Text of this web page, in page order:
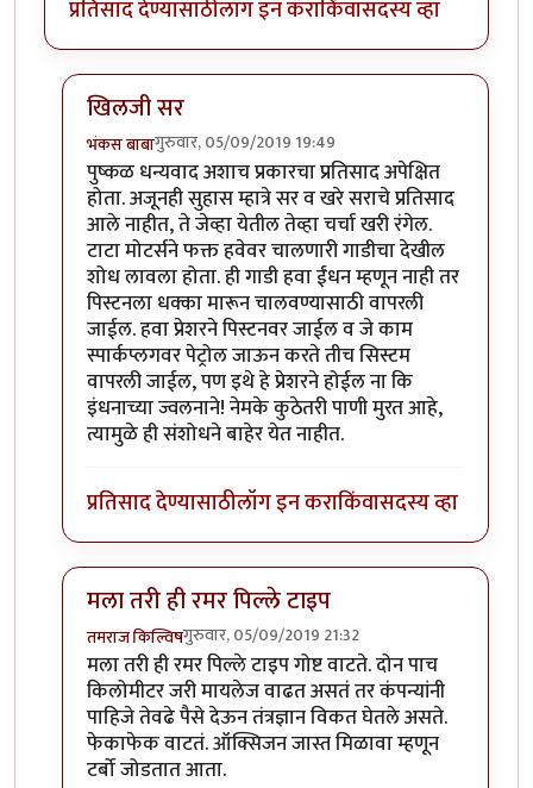
प्रतिसाद देण्यासाठीलॉग इन कराकिंवासदस्य व्हा
खिलजी सर
भंकस बाबागुरुवार, 05/09/2019 19:49
In reply toचांगला धागा आहे .. सकारत्मकbyखिलजि
पुष्कळ धन्यवाद अशाच प्रकारचा प्रतिसाद अपेक्षित
होता. अजूनही सुहास म्हात्रे सर व खरे सराचे प्रतिसाद
आले नाहीत, ते जेव्हा येतील तेव्हा चर्चा खरी रंगेल.
टाटा मोटर्सने फक्त हवेवर चालणारी गाडीचा देखील
शोध लावला होता. ही गाडी हवा ईंधन म्हणून नाही तर
पिस्टनला धक्का मारून चालवण्यासाठी वापरली
जाईल. हवा प्रेशरने पिस्टनवर जाईल व जे काम
स्पार्कप्लगवर पेट्रोल जाऊन करते तीच सिस्टम
वापरली जाईल, पण इथे हे प्रेशरने होईल ना कि
इंधनाच्या ज्वलनाने! नेमके कुठेतरी पाणी मुरत आहे,
त्यामुळे ही संशोधने बाहेर येत नाहीत.
प्रतिसाद देण्यासाठीलॉग इन कराकिंवासदस्य व्हा
मला तरी ही रमर पिल्ले टाइप
तमराज किल्विषगुरुवार, 05/09/2019 21:32
In reply toचांगला धागा आहे .. सकारत्मकbyखिलजि
मला तरी ही रमर पिल्ले टाइप गोष्ट वाटते. दोन पाच
किलोमीटर जरी मायलेज वाढत असतं तर कंपन्यांनी
पाहिजे तेवढे पैसे देऊन तंत्रज्ञान विकत घेतले असते.
फेकाफेक वाटतं. ऑक्सिजन जास्त मिळावा म्हणून
टर्बो जोडतात आता.